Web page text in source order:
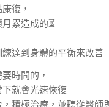
復，
累造成的⏳
達到身體的平衡來改善
時間的，
就會光速恢復
積極治療，並聽從醫師